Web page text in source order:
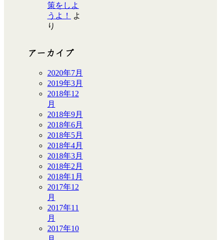
策をしよ
うよ！
よ
り
アーカイブ
2020年7月
2019年3月
2018年12
月
2018年9月
2018年6月
2018年5月
2018年4月
2018年3月
2018年2月
2018年1月
2017年12
月
2017年11
月
2017年10